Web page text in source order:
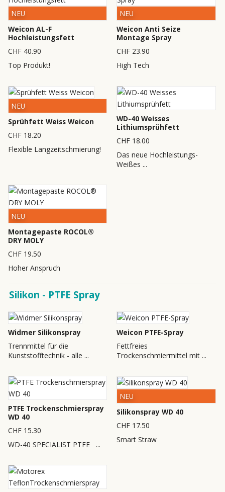
NEU
Weicon AL-F
Hochleistungsfett
CHF 40.90
Top Produkt!
NEU
Weicon Anti Seize
Montage Spray
CHF 23.90
High Tech
NEU
Sprühfett Weiss Weicon
CHF 18.20
Flexible Langzeitschmierung!
WD-40 Weisses
Lithiumsprühfett
CHF 18.00
Das neue Hochleistungs-
Weißes ...
NEU
Montagepaste ROCOL®
DRY MOLY
CHF 19.50
Hoher Anspruch
Silikon - PTFE Spray
Widmer Silikonspray
Trennmittel für die
Kunststofftechnik - alle ...
Weicon PTFE-Spray
Fettfreies
Trockenschmiermittel mit ...
PTFE Trockenschmierspray
WD 40
CHF 15.30
WD-40 SPECIALIST PTFE ...
NEU
Silikonspray WD 40
CHF 17.50
Smart Straw